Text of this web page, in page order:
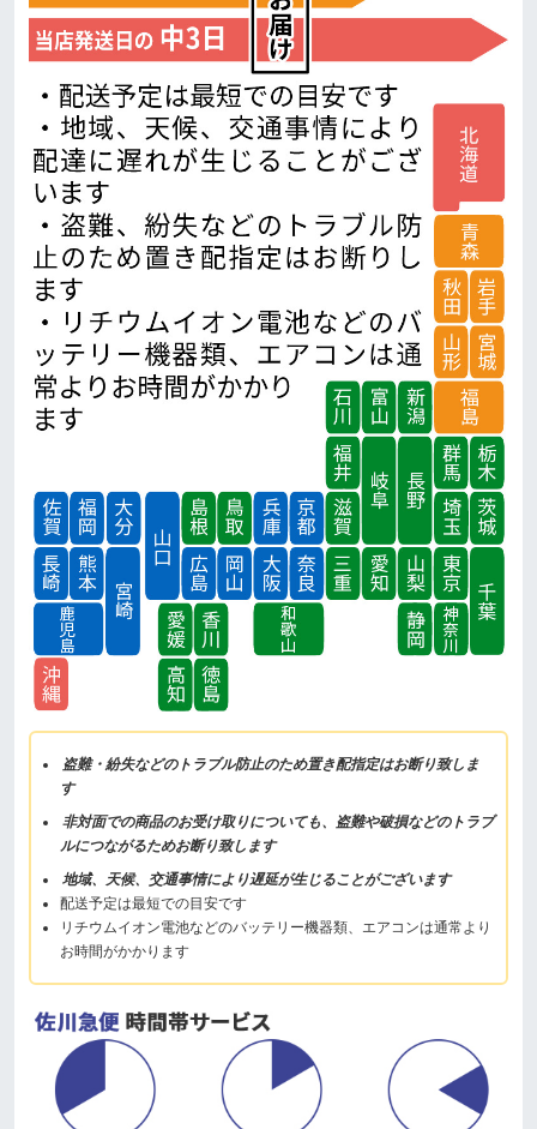
盗難・紛失などのトラブル防止のため置き配指定はお断り致しま
す
非対面での商品のお受け取りについても、盗難や破損などのトラブ
ルにつながるためお断り致します
地域、天候、交通事情により遅延が生じることがございます
配送予定は最短での目安です
リチウムイオン電池などのバッテリー機器類、エアコンは通常より
お時間がかかります